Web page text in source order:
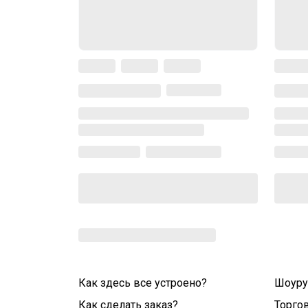
Как здесь все устроено?
Как сделать заказ?